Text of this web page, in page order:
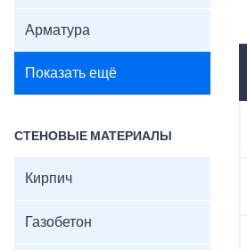
Арматура
Показать ещё
СТЕНОВЫЕ МАТЕРИАЛЫ
Кирпич
Газобетон